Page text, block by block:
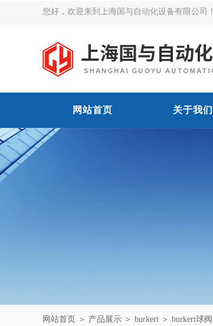
您好，欢迎来到上海国与自动化设备有限公司！
网站首页 关于我们
网站首页 ＞ 产品展示 ＞ burkert ＞ burkert球阀